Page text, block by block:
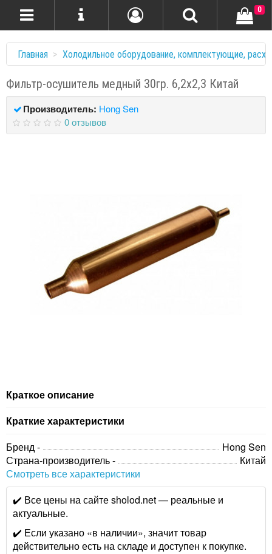
0
Главная Холодильное оборудование, комплектующие,
Фильтр-осушитель медный 30гр. 6,2х2,3 Китай
Производитель: Hong Sen
0 отзывов
Краткое описание
Краткие характеристики
Бренд -
Hong Sen
Страна-производитель -
Китай
Смотреть все характеристики
✔️ Все цены на сайте sholod.net — реальные и
актуальные.
✔️ Если указано «в наличии», значит товар
действительно есть на складе и доступен к покупке.